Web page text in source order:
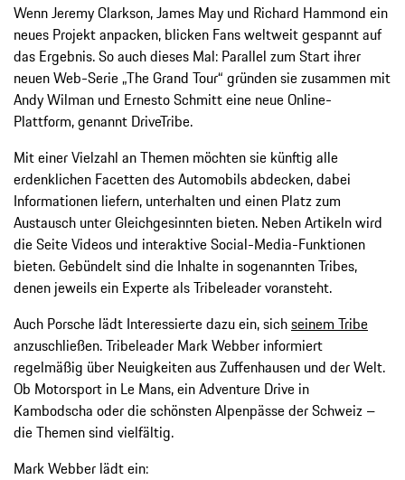
Wenn Jeremy Clarkson, James May und Richard Hammond ein
neues Projekt anpacken, blicken Fans weltweit gespannt auf
das Ergebnis. So auch dieses Mal: Parallel zum Start ihrer
neuen Web-Serie „The Grand Tour“ gründen sie zusammen mit
Andy Wilman und Ernesto Schmitt eine neue Online-
Plattform, genannt DriveTribe.
Mit einer Vielzahl an Themen möchten sie künftig alle
erdenklichen Facetten des Automobils abdecken, dabei
Informationen liefern, unterhalten und einen Platz zum
Austausch unter Gleichgesinnten bieten. Neben Artikeln wird
die Seite Videos und interaktive Social-Media-Funktionen
bieten. Gebündelt sind die Inhalte in sogenannten Tribes,
denen jeweils ein Experte als Tribeleader voransteht.
Auch Porsche lädt Interessierte dazu ein, sichseinem Tribe
anzuschließen. Tribeleader Mark Webber informiert
regelmäßig über Neuigkeiten aus Zuffenhausen und der Welt.
Ob Motorsport in Le Mans, ein Adventure Drive in
Kambodscha oder die schönsten Alpenpässe der Schweiz –
die Themen sind vielfältig.
Mark Webber lädt ein: